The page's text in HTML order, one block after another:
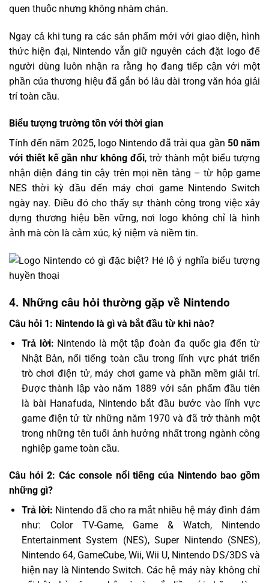
quen thuộc nhưng không nhàm chán.
Ngay cả khi tung ra các sản phẩm mới với giao diện, hình
thức hiện đại, Nintendo vẫn giữ nguyên cách đặt logo để
người dùng luôn nhận ra rằng họ đang tiếp cận với một
phần của thương hiệu đã gắn bó lâu dài trong văn hóa giải
trí toàn cầu.
Biểu tượng trường tồn với thời gian
Tính đến năm 2025, logo Nintendo đã trải qua gần 50 năm
với thiết kế gần như không đổi, trở thành một biểu tượng
nhận diện đáng tin cậy trên mọi nền tảng – từ hộp game
NES thời kỳ đầu đến máy chơi game Nintendo Switch
ngày nay. Điều đó cho thấy sự thành công trong việc xây
dựng thương hiệu bền vững, nơi logo không chỉ là hình
ảnh mà còn là cảm xúc, kỷ niệm và niềm tin.
4. Những câu hỏi thường gặp về Nintendo
Câu hỏi 1: Nintendo là gì và bắt đầu từ khi nào?
Trả lời: Nintendo là một tập đoàn đa quốc gia đến từ
Nhật Bản, nổi tiếng toàn cầu trong lĩnh vực phát triển
trò chơi điện tử, máy chơi game và phần mềm giải trí.
Được thành lập vào năm 1889 với sản phẩm đầu tiên
là bài Hanafuda, Nintendo bắt đầu bước vào lĩnh vực
game điện tử từ những năm 1970 và đã trở thành một
trong những tên tuổi ảnh hưởng nhất trong ngành công
nghiệp game toàn cầu.
Câu hỏi 2: Các console nổi tiếng của Nintendo bao gồm
những gì?
Trả lời: Nintendo đã cho ra mắt nhiều hệ máy đình đám
như: Color TV-Game, Game & Watch, Nintendo
Entertainment System (NES), Super Nintendo (SNES),
Nintendo 64, GameCube, Wii, Wii U, Nintendo DS/3DS và
hiện nay là Nintendo Switch. Các hệ máy này không chỉ